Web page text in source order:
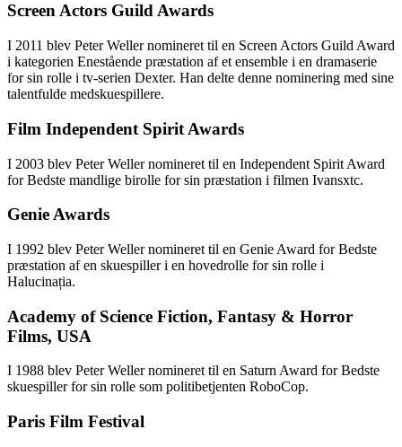
Screen Actors Guild Awards
I 2011 blev Peter Weller nomineret til en Screen Actors Guild Award
i kategorien Enestående præstation af et ensemble i en dramaserie
for sin rolle i tv-serien Dexter. Han delte denne nominering med sine
talentfulde medskuespillere.
Film Independent Spirit Awards
I 2003 blev Peter Weller nomineret til en Independent Spirit Award
for Bedste mandlige birolle for sin præstation i filmen Ivansxtc.
Genie Awards
I 1992 blev Peter Weller nomineret til en Genie Award for Bedste
præstation af en skuespiller i en hovedrolle for sin rolle i
Halucinația.
Academy of Science Fiction, Fantasy & Horror
Films, USA
I 1988 blev Peter Weller nomineret til en Saturn Award for Bedste
skuespiller for sin rolle som politibetjenten RoboCop.
Paris Film Festival